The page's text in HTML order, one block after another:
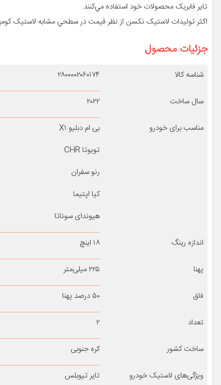
تاير فابريک محصولات خود استفاده مي‌کنند.
اکثر توليدات لاستيک نکسن از نظر قيمت در سطحي مشابه لاستيک
جزئیات محصول
شناسه کالا ۲۸۰۰۰۰۲۰۶۰۱۷۴
سال ساخت ۲۰۲۲
مناسب برای خودرو
بی ام دبلیو X۱
تویوتا CHR
رنو سفران
کیا اپتیما
هیوندای سوناتا
اندازه رینگ ۱۸ اینچ
پهنا ۲۲۵ میلی‌متر
فاق ۵۰ درصد پهنا
تعداد ۲
ساخت کشور کره جنوبی
ویژگی‌های لاستیک خودرو
تایر تیوبلس